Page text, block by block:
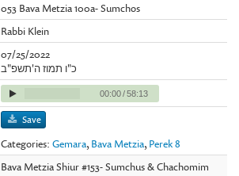
053 Bava Metzia 100a- Sumchos
Rabbi Klein
07/25/2022
כ"ו תמוז ה'תשפ"ב
00:00/58:13
Save
Categories:Gemara, Bava Metzia, Perek 8
Bava Metzia Shiur #153- Sumchus & Chachomim